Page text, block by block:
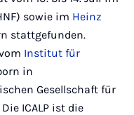
sowie im Heinz
stattgefunden.
Institut für
in
Gesellschaft für
ICALP ist die